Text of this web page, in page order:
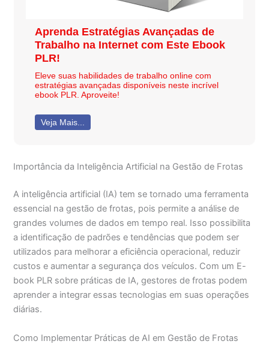
Aprenda Estratégias Avançadas de
Trabalho na Internet com Este Ebook
PLR!
Eleve suas habilidades de trabalho online com
estratégias avançadas disponíveis neste incrível
ebook PLR. Aproveite!
Veja Mais...
Importância da Inteligência Artificial na Gestão de Frotas
A inteligência artificial (IA) tem se tornado uma ferramenta
essencial na gestão de frotas, pois permite a análise de
grandes volumes de dados em tempo real. Isso possibilita
a identificação de padrões e tendências que podem ser
utilizados para melhorar a eficiência operacional, reduzir
custos e aumentar a segurança dos veículos. Com um E-
book PLR sobre práticas de IA, gestores de frotas podem
aprender a integrar essas tecnologias em suas operações
diárias.
Como Implementar Práticas de AI em Gestão de Frotas